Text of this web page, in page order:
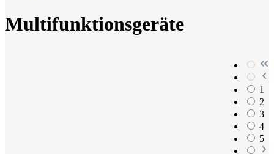
Multifunktionsgeräte
1
2
3
4
5